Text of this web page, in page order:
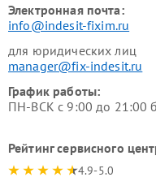
Электронная почта:
info@indesit-fixim.ru
для юридических лиц
manager@fix-indesit.ru
График работы:
ПН-ВСК с 9:00 до 21:00
Рейтинг сервисного
4.9-5.0